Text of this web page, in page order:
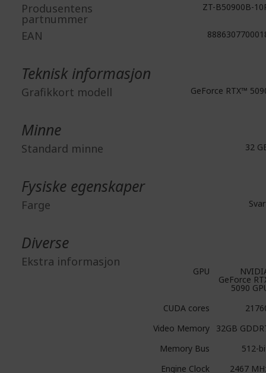
Produsentens
partnummer
ZT-B50900B-
EAN
Teknisk informasjon
Grafikkort modell GeForce RTX™
Minne
Standard minne 32
Fysiske egenskaper
Farge
Diverse
Ekstra informasjon
GPU
GeForce
5090
CUDA cores
Video Memory
32GB
Memory Bus
512-
Engine Clock
2467